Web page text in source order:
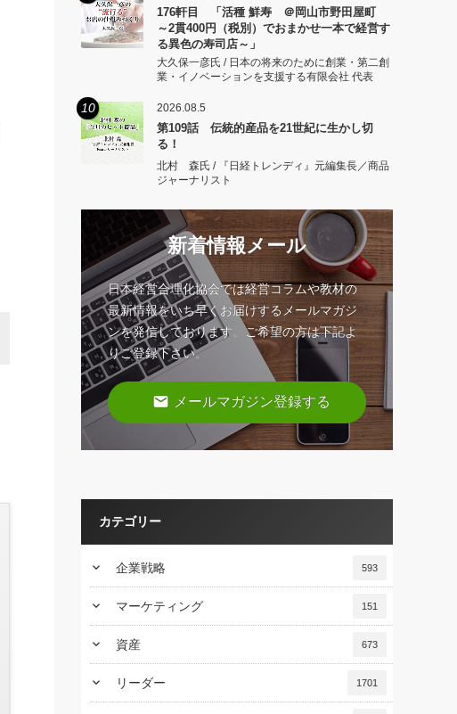
176軒目 「活種 鮮寿 ＠岡山市野田屋町
～2貫400円（税別）でおまかせ一本で経営す
る異色の寿司店～」
大久保一彦氏 / 日本の将来のために創業・第二創
業・イノベーションを支援する有限会社 代表
10 2026.08.5
第109話 伝統的産品を21世紀に生かし切
る！
北村 森氏 / 『日経トレンディ』元編集長／商品
ジャーナリスト
新着情報メール
日本経営合理化協会では経営コラムや教材の
最新情報をいち早くお届けするメールマガジ
ンを発信しております。ご希望の方は下記よ
りご登録下さい。
email メールマガジン登録する
カテゴリー
keyboard_arrow_down 企業戦略 593
keyboard_arrow_down マーケティング 151
keyboard_arrow_down 資産 673
keyboard_arrow_down リーダー 1701